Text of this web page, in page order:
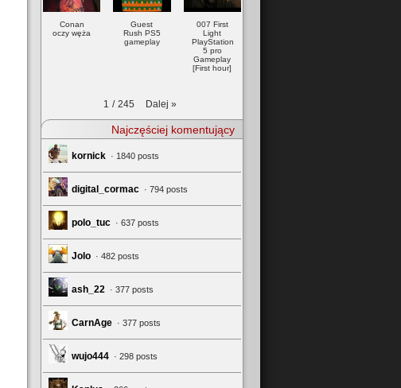
Conan
oczy węża
Guest
Rush PS5
gameplay
007 First
Light
PlayStation
5 pro
Gameplay
[First hour]
1 / 245 Dalej »
Najczęściej komentujący
kornick · 1840 posts
digital_cormac · 794 posts
polo_tuc · 637 posts
Jolo · 482 posts
ash_22 · 377 posts
CarnAge · 377 posts
wujo444 · 298 posts